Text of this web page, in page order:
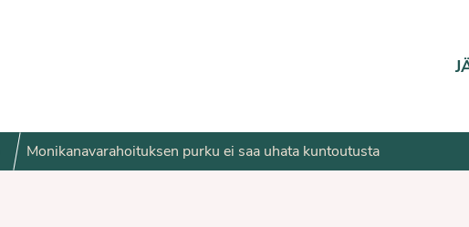
Monikanavarahoituksen purku ei saa uhata kuntoutusta